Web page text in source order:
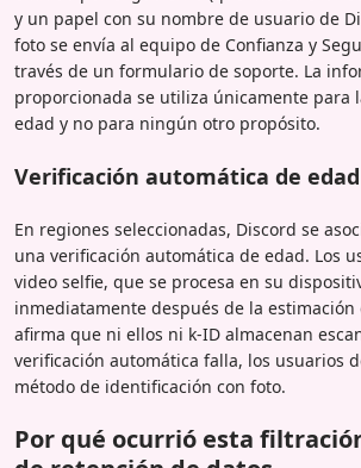
y un papel con su nombre de usuario de
foto se envía al equipo de Confianza y
través de un formulario de soporte. La
proporcionada se utiliza únicamente para
edad y no para ningún otro propósito.
Verificación automática de
En regiones seleccionadas, Discord se
una verificación automática de edad. Los
video selfie, que se procesa en su
inmediatamente después de la estimación
afirma que ni ellos ni k-ID almacenan
verificación automática falla, los usuarios
método de identificación con foto.
Por qué ocurrió esta